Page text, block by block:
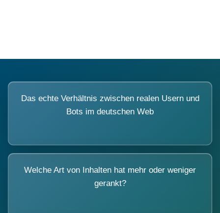
Das echte Verhältnis zwischen realen Usern und
Bots im deutschen Web
Welche Art von Inhalten hat mehr oder weniger
gerankt?